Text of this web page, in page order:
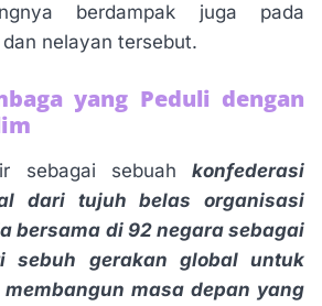
berdampak juga pada
nelayan tersebut.
yang Peduli dengan
sebagai sebuah konfederasi
dari tujuh belas organisasi
bersama di 92 negara sebagai
sebuh gerakan global untuk
masa depan yang